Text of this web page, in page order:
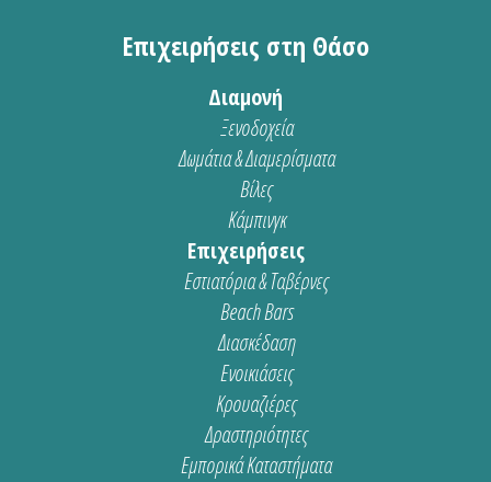
Επιχειρήσεις στη Θάσο
Διαμονή
Ξενοδοχεία
Δωμάτια & Διαμερίσματα
Βίλες
Κάμπινγκ
Επιχειρήσεις
Εστιατόρια & Ταβέρνες
Beach Bars
Διασκέδαση
Ενοικιάσεις
Κρουαζιέρες
Δραστηριότητες
Εμπορικά Καταστήματα